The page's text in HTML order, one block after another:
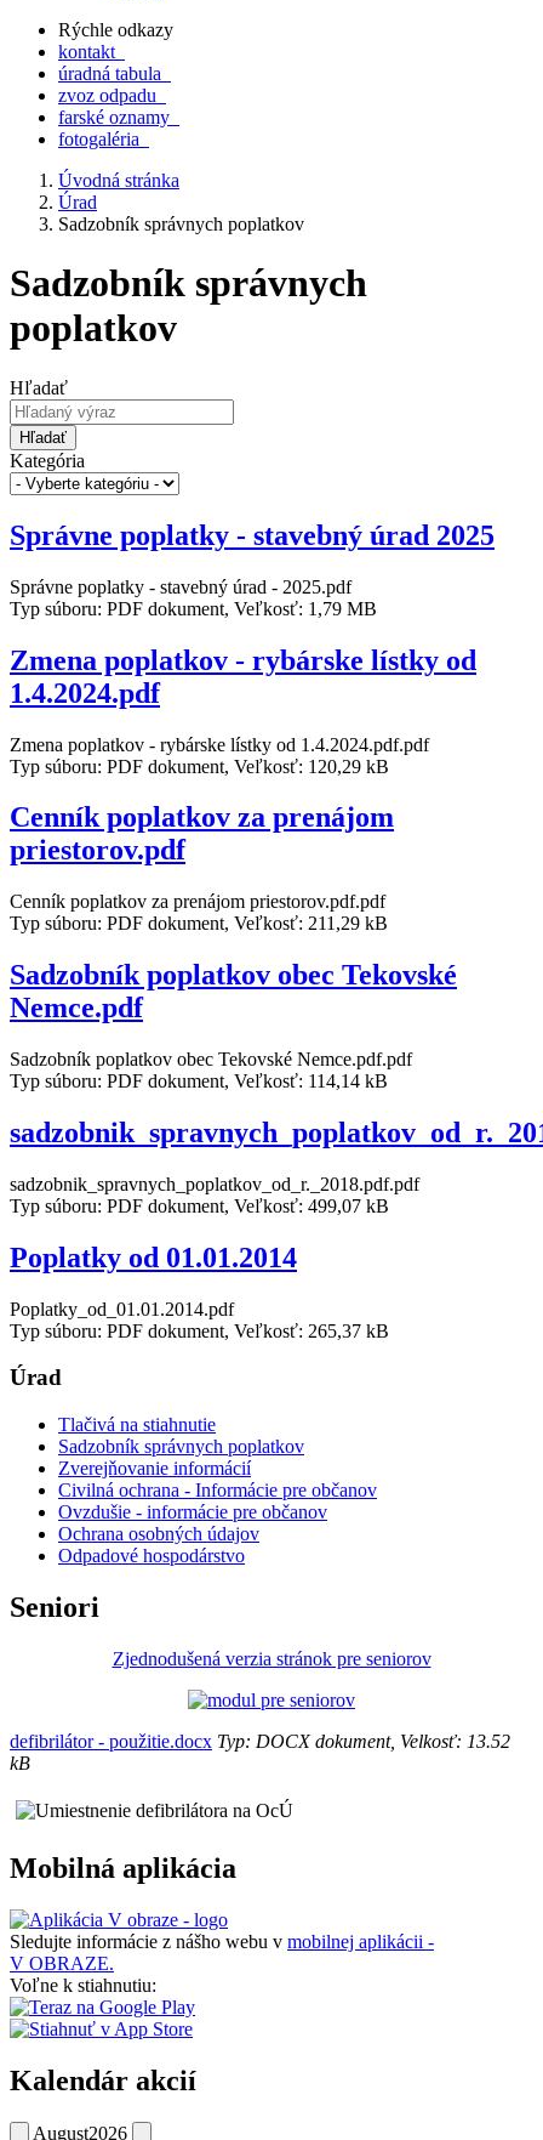
Rýchle odkazy
kontakt
úradná tabula
zvoz odpadu
farské oznamy
fotogaléria
Úvodná stránka
Úrad
Sadzobník správnych poplatkov
Sadzobník správnych
poplatkov
Hľadať
Hľadať
Kategória
Správne poplatky - stavebný úrad 2025
Správne poplatky - stavebný úrad - 2025.pdf
Typ súboru: PDF dokument, Veľkosť: 1,79 MB
Zmena poplatkov - rybárske lístky od
1.4.2024.pdf
Zmena poplatkov - rybárske lístky od 1.4.2024.pdf.pdf
Typ súboru: PDF dokument, Veľkosť: 120,29 kB
Cenník poplatkov za prenájom
priestorov.pdf
Cenník poplatkov za prenájom priestorov.pdf.pdf
Typ súboru: PDF dokument, Veľkosť: 211,29 kB
Sadzobník poplatkov obec Tekovské
Nemce.pdf
Sadzobník poplatkov obec Tekovské Nemce.pdf.pdf
Typ súboru: PDF dokument, Veľkosť: 114,14 kB
sadzobnik_spravnych_poplatkov_od_r._2018.pdf.pdf
Typ súboru: PDF dokument, Veľkosť: 499,07 kB
Poplatky od 01.01.2014
Poplatky_od_01.01.2014.pdf
Typ súboru: PDF dokument, Veľkosť: 265,37 kB
Úrad
Tlačivá na stiahnutie
Sadzobník správnych poplatkov
Zverejňovanie informácií
Civilná ochrana - Informácie pre občanov
Ovzdušie - informácie pre občanov
Ochrana osobných údajov
Odpadové hospodárstvo
Seniori
Zjednodušená verzia stránok pre seniorov
defibrilátor - použitie.docx Typ: DOCX dokument, Velkosť: 13.52
kB
Mobilná aplikácia
Sledujte informácie z nášho webu v mobilnej aplikácii -
V OBRAZE.
Voľne k stiahnutiu:
Kalendár akcií
August2026